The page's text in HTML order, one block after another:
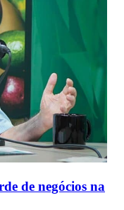
de negócios na